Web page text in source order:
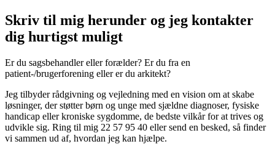
Skriv til mig herunder og jeg kontakter
dig hurtigst muligt
Er du sagsbehandler eller forælder? Er du fra en
patient-/brugerforening eller er du arkitekt?
Jeg tilbyder rådgivning og vejledning med en vision om at skabe
løsninger, der støtter børn og unge med sjældne diagnoser, fysiske
handicap eller kroniske sygdomme, de bedste vilkår for at trives og
udvikle sig. Ring til mig 22 57 95 40 eller send en besked, så finder
vi sammen ud af, hvordan jeg kan hjælpe.